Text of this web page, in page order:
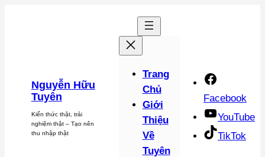
Nguyễn Hữu
Tuyên
Kiến thức thật, trải
nghiệm thật – Tạo nên
thu nhập thật
Trang
Chủ
Giới
Thiệu
Về
Tuyên
Facebook
YouTube
TikTok